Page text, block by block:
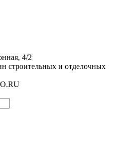
4/2
строительных и отделочных